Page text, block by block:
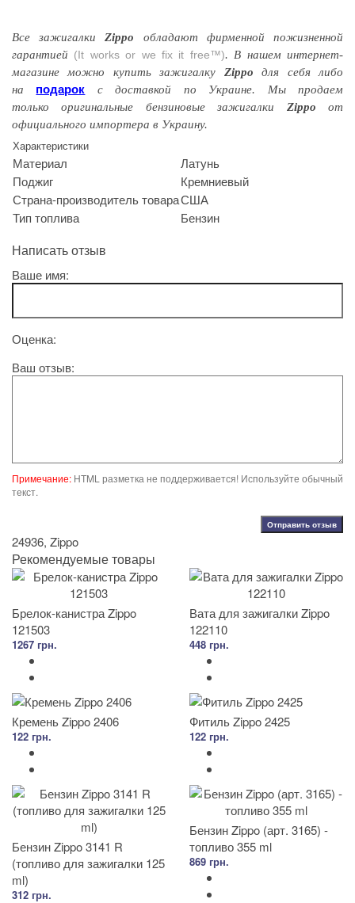
Все зажигалкиZippo обладают фирменнойпожизненной
гарантией (It works or we fix it free™). В нашем интернет-
магазине можно купить зажигалку Zippo для себя либо
на подарок с доставкой по Украине. Мы продаем
только оригинальные бензиновые зажигалки Zippo от
официального импортера в Украину.
Характеристики
Материал
Латунь
Поджиг
Кремниевый
Страна-производитель товараСША
Тип топлива
Бензин
Написать отзыв
Ваше имя:
Оценка:
Ваш отзыв:
Примечание: HTML разметка не поддерживается! Используйте обычный
текст.
Отправить отзыв
24936, Zippo
Рекомендуемые товары
Брелок-канистра Zippo
121503
1267 грн.
Вата для зажигалки Zippo
122110
448 грн.
Кремень Zippo 2406
122 грн.
Фитиль Zippo 2425
122 грн.
Бензин Zippo 3141 R
(топливо для зажигалки 125
ml)
312 грн.
Бензин Zippo (арт. 3165) -
топливо 355 ml
869 грн.